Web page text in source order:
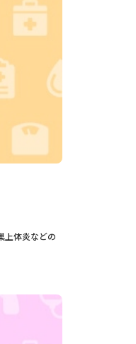
上体炎などの